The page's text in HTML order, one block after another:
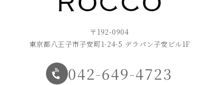
〒192-0904
東京都八王子市子安町1-24-5 デラパン子安ビル1F
042-649-4723